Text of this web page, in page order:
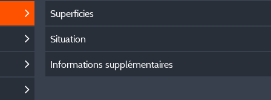
Superficies
Situation
Informations supplémentaires